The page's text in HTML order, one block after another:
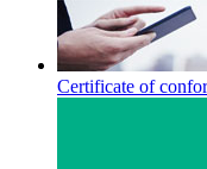
Certificate of